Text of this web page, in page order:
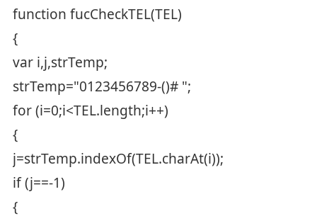
function fucCheckTEL(TEL)
{
var i,j,strTemp;
strTemp="0123456789-()# ";
for (i=0;i<TEL.length;i++)
{
j=strTemp.indexOf(TEL.charAt(i));
if (j==-1)
{